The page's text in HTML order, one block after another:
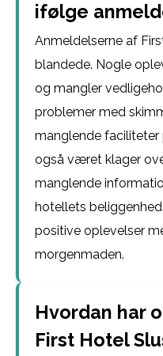
ifølge
Anmeldelserne af
blandede. Nogle
og mangler
problemer med
manglende faciliteter
også været klager
manglende
hotellets
positive oplevelser
morgenmaden.
Hvordan har
First Hotel